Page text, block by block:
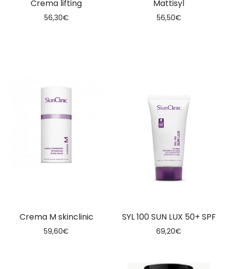
Crema lifting
56,30€
Mattisyl
56,50€
Crema M skinclinic
59,60€
SYL 100 SUN LUX 50+ SPF
69,20€